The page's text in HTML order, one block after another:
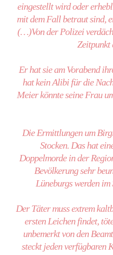
eingestellt wird oder
mit dem Fall betraut sind,
(…)Von der Polizei
Zeitpunkt
Er hat sie am Vorabend
hat kein Alibi für die
Meier könnte seine Frau
Die Ermittlungen um
Stocken. Das hat
Doppelmorde in der
Bevölkerung sehr
Lüneburgs werden im
Der Täter muss extrem
ersten Leichen findet,
unbemerkt von den
steckt jeden verfügbaren